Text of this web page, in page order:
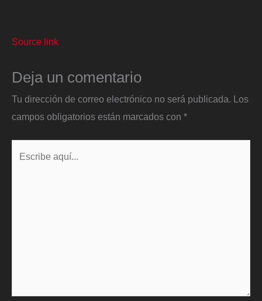
Source link
Deja un comentario
Tu dirección de correo electrónico no será publicada.
Los
campos obligatorios están marcados con *